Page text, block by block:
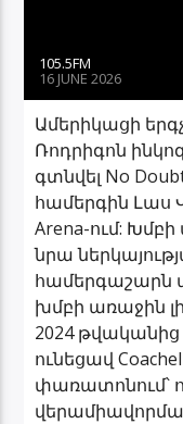
105.5FM
16 JUNE 2026
Ամերիկացի
Ռոդրիգոն
գտնվել No
համերգին Լաս
Arena-ում:
նրա
համերգաշարն
խմբի առաջին
2024 թվականից
ունեցավ
փառատոնում՝